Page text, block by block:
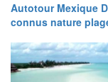
Autotour Mexique
connus nature